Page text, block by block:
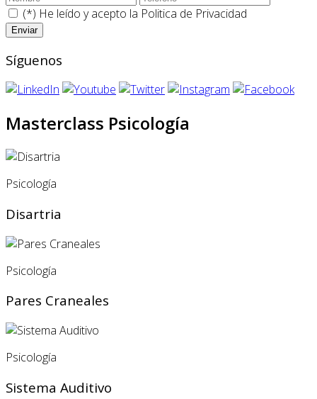
(*) He leído y acepto la Politica de Privacidad
Síguenos
Masterclass Psicología
Psicología
Disartria
Psicología
Pares Craneales
Psicología
Sistema Auditivo